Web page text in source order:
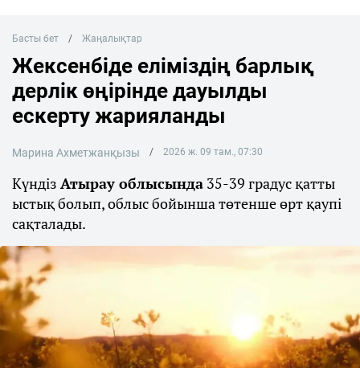
Басты бет Жаңалықтар
Жексенбіде еліміздің барлық
дерлік өңірінде дауылды
ескерту жарияланды
Марина Ахметжанқызы 2026 ж. 09 там., 07:30
Күндіз Атырау облысында 35-39 градус қатты
ыстық болып, облыс бойынша төтенше өрт қаупі
сақталады.